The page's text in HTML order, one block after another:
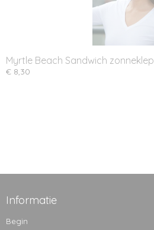
Myrtle Beach Sandwich zonneklep
€ 8,30
Informatie
Begin